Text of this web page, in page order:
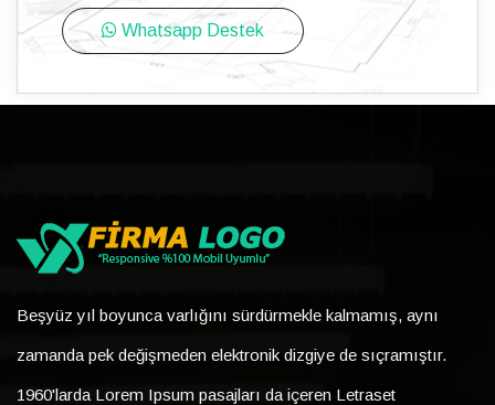
Whatsapp Destek
Beşyüz yıl boyunca varlığını sürdürmekle kalmamış, aynı
zamanda pek değişmeden elektronik dizgiye de sıçramıştır.
1960'larda Lorem Ipsum pasajları da içeren Letraset